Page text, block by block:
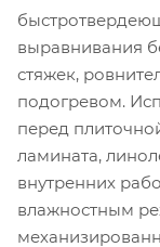
выравнивания
стяжек,
подогревом.
перед
ламината,
внутренних
влажностным